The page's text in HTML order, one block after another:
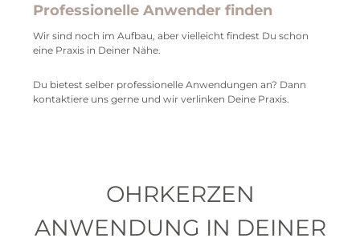
Professionelle Anwender finden
Wir sind noch im Aufbau, aber vielleicht findest Du schon
eine Praxis in Deiner Nähe.
Du bietest selber professionelle Anwendungen an? Dann
kontaktiere uns gerne und wir verlinken Deine Praxis.
OHRKERZEN
ANWENDUNG IN DEINER